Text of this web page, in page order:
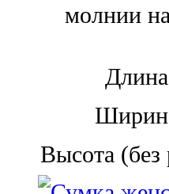
молнии
Высота (без